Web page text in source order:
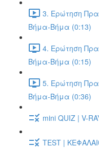
3. Ερώτηση
Βήμα-Βήμα (0:13)
4. Ερώτηση
Βήμα-Βήμα (0:15)
5. Ερώτηση
Βήμα-Βήμα (0:36)
mini QUIZ | V-
TEST |